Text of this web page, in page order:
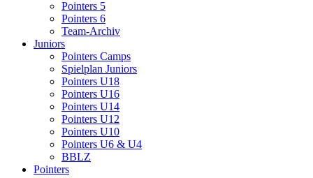
Pointers 5
Pointers 6
Team-Archiv
Juniors
Pointers Camps
Spielplan Juniors
Pointers U18
Pointers U16
Pointers U14
Pointers U12
Pointers U10
Pointers U6 & U4
BBLZ
Pointers